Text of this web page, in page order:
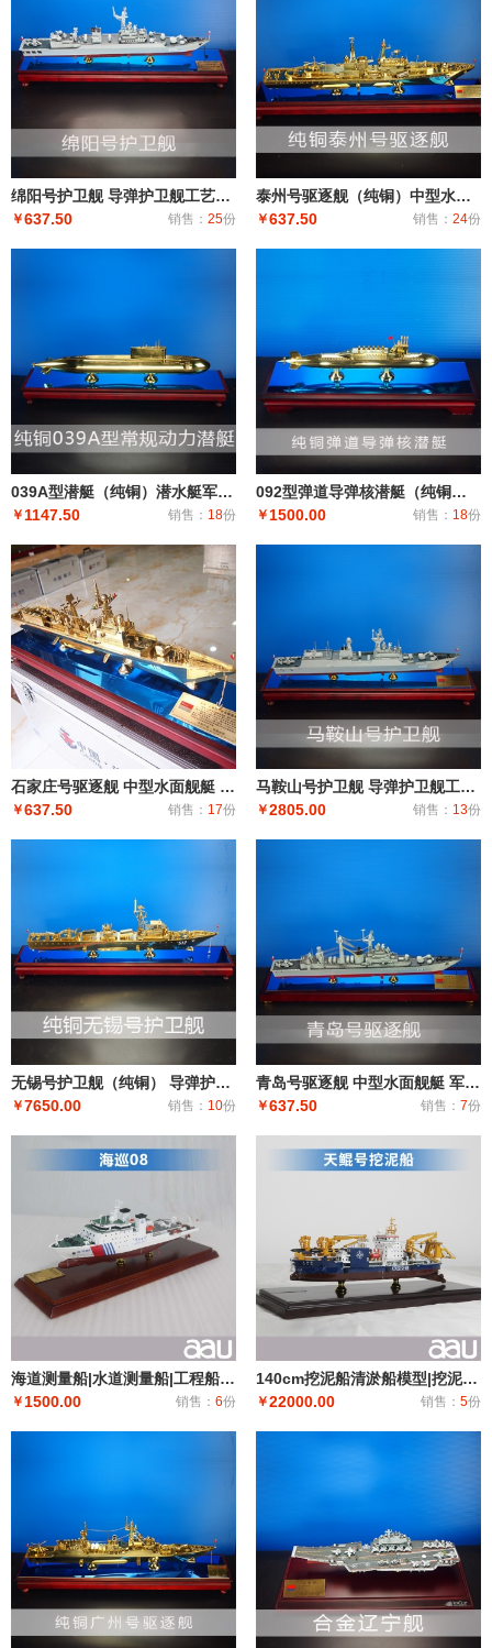
绵阳号护卫舰 导弹护卫舰工艺船航模纪念摆件展览收藏品送礼
￥637.50 销售： 25份
泰州号驱逐舰（纯铜）中型水面舰艇 军事海军舰艇模型 工艺船航模纪念摆件展览收藏品送
￥637.50 销售： 24份
039A型潜艇（纯铜）潜水艇军舰|潜水船|中型或小型（袖珍潜艇、潜水器）和水下自动机械装置
￥ 1147.50 销售： 18份
092型弹道导弹核潜艇（纯铜）潜艇潜水艇军舰|潜水船|中型或小型（袖珍潜艇、潜水器）和水下自动机械装
￥ 1500.00 销售： 18份
石家庄号驱逐舰 中型水面舰艇 军事海军舰艇模型 工艺船航模纪念摆件展览收藏品送
￥637.50 销售： 17份
马鞍山号护卫舰 导弹护卫舰工艺船航模纪念摆件展览收藏品送礼
￥2805.00 销售： 13份
无锡号护卫舰（纯铜） 导弹护卫舰工艺船航模纪念摆件展览收藏品送礼
￥7650.00 销售： 10份
青岛号驱逐舰 中型水面舰艇 军事海军舰艇模型 工艺船航模纪念摆件展览收藏品送
￥637.50 销售： 7份
海道测量船|水道测量船|工程船布缆船|海巡08海道测量船模型工艺船航模纪念摆件展览收藏品送礼
￥ 1500.00 销售： 6份
140cm挖泥船清淤船模型|挖泥船模型仿真摆件|工程船模制作礼品个人收藏天鲸号挖泥船
￥22000.00 销售： 5份